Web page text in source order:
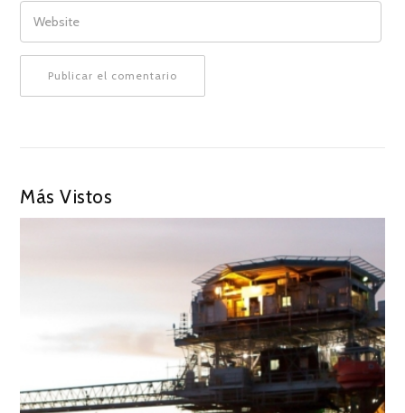
WEBSITE
Más Vistos